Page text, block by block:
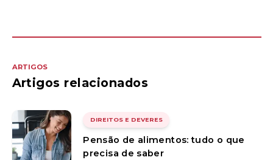
ARTIGOS
Artigos relacionados
DIREITOS E DEVERES
Pensão de alimentos: tudo o que
precisa de saber